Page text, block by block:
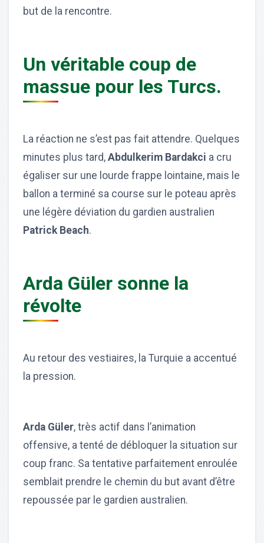
but de la rencontre.
Un véritable coup de
massue pour les Turcs.
La réaction ne s’est pas fait attendre. Quelques
minutes plus tard, Abdulkerim Bardakci a cru
égaliser sur une lourde frappe lointaine, mais le
ballon a terminé sa course sur le poteau après
une légère déviation du gardien australien
Patrick Beach.
Arda Güler sonne la
révolte
Au retour des vestiaires, la Turquie a accentué
la pression.
Arda Güler, très actif dans l’animation
offensive, a tenté de débloquer la situation sur
coup franc. Sa tentative parfaitement enroulée
semblait prendre le chemin du but avant d’être
repoussée par le gardien australien.